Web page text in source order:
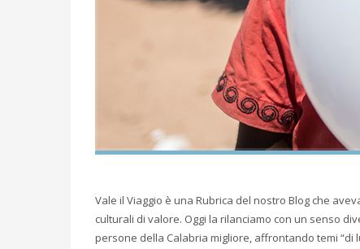
Vale il Viaggio è una Rubrica del nostro Blog che
culturali di valore. Oggi la rilanciamo con un senso
persone della Calabria migliore, affrontando temi “di